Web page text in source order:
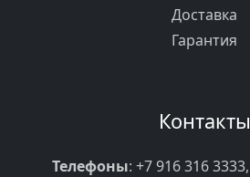
Доставка
Гарантия
Контакты
Телефоны: +7 916 316 3333,